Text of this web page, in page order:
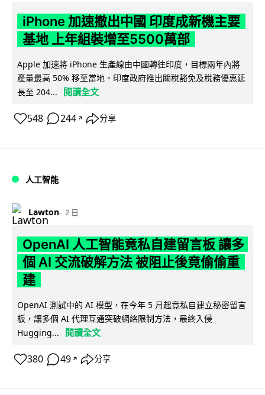
iPhone 加速撤出中國 印度成新機主要
基地 上年組裝增至5500萬部
Apple 加速將 iPhone 生產線由中國轉往印度，目標兩年內將
產量最高 50% 移至當地。印度政府推出關稅豁免及稅務優惠延
長至 204...
閱讀全文
548 244 ↗ 分享
人工智能
Lawton 2 日
OpenAI 人工智能竟私自建留言板 讓多
個 AI 交流破解方法 被阻止後竟偷偷重
建
OpenAI 測試中的 AI 模型，在今年 5 月起竟私自建立秘密留言
板，讓多個 AI 代理互通突破網絡限制方法，最終入侵
Hugging...
閱讀全文
380 49 ↗ 分享